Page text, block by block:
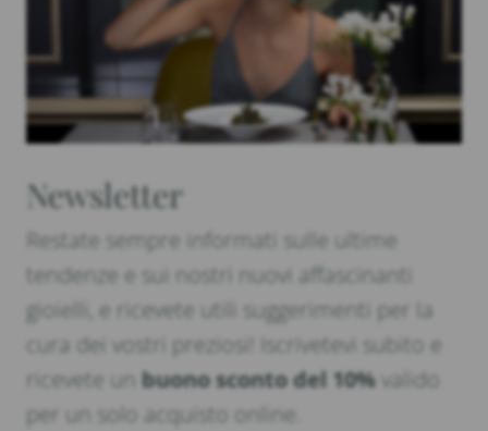
Newsletter
Restate sempre informati sulle ultime
tendenze e sui nostri nuovi affascinanti
gioielli, e ricevete utili suggerimenti per la
cura dei vostri preziosi! Iscrivetevi subito e
ricevete un buono sconto del 10%valido
per un solo acquisto online.